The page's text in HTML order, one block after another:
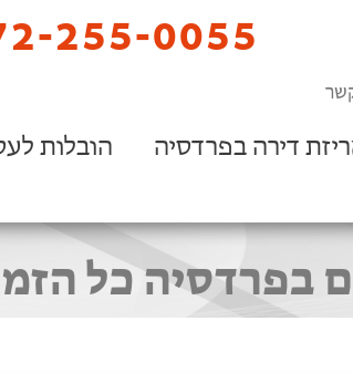
255-0055
דירה בפרדסיה
הובלות
בפרדסיה כל